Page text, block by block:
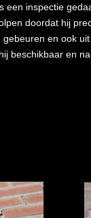
een inspectie
doordat hij
en ook
beschikbaar en